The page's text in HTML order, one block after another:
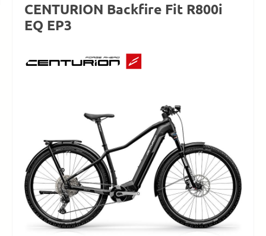
CENTURION Backfire Fit R800i
EQ EP3